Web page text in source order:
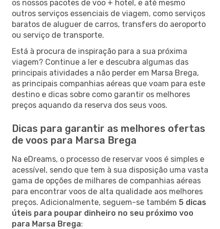
os nossos pacotes de voo + hotel, e até mesmo
outros serviços essenciais de viagem, como serviços
baratos de aluguer de carros, transfers do aeroporto
ou serviço de transporte.
Está à procura de inspiração para a sua próxima
viagem? Continue a ler e descubra algumas das
principais atividades a não perder em Marsa Brega,
as principais companhias aéreas que voam para este
destino e dicas sobre como garantir os melhores
preços aquando da reserva dos seus voos.
Dicas para garantir as melhores ofertas
de voos para Marsa Brega
Na eDreams, o processo de reservar voos é simples e
acessível, sendo que tem à sua disposição uma vasta
gama de opções de milhares de companhias aéreas
para encontrar voos de alta qualidade aos melhores
preços. Adicionalmente, seguem-se também 5 dicas
úteis para poupar dinheiro no seu próximo voo
para Marsa Brega: